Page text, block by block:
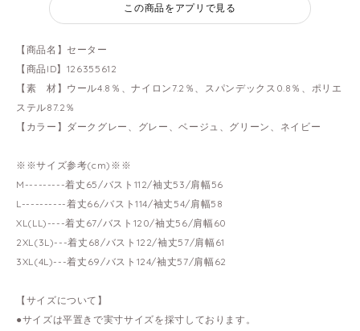
この商品をアプリで見る
【商品名】セーター
【商品ID】126355612
【素 材】ウール4.8％、ナイロン7.2％、スパンデックス0.8％、ポリエ
ステル87.2％
【カラー】ダークグレー、グレー、ベージュ、グリーン、ネイビー
※※サイズ参考(cm)※※
M---------着丈65/バスト112/袖丈53/肩幅56
L----------着丈66/バスト114/袖丈54/肩幅58
XL(LL)----着丈67/バスト120/袖丈56/肩幅60
2XL(3L)---着丈68/バスト122/袖丈57/肩幅61
3XL(4L)---着丈69/バスト124/袖丈57/肩幅62
【サイズについて】
●サイズは平置きで実寸サイズを採寸しております。